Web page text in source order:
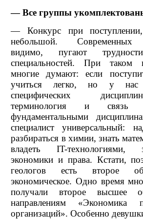
— Все группы
— Конкурс при
небольшой. Современных
видимо, пугают
специальностей. При таком
многие думают: если
учиться легко, но у нас
специфических
терминология и
фундаментальными
специалист универсальный:
разбираться в химии, знать
владеть IT-технологиями,
экономики и права. Кстати,
геологов есть второе
экономическое. Одно время
получали второе высшее
направлениям «Экономика
организаций». Особенно